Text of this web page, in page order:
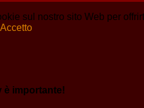
sul nostro sito Web per
Accetto
è importante!